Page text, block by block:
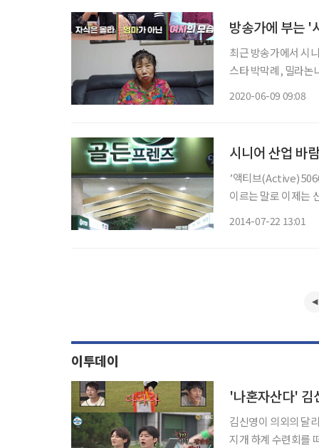
방송가에 부는 '
최근 방송가에서 시
스타 박막례, 밀라논
2020-06-09 09:08
시니어 산업 바
’액티브(Active)
이르는 말로 이제는
2014-07-22 13:01
이투데이
'나혼자산다'
김신영이 의외의 달리기 실력으로 놀
지개 하계 수련회를 떠난 무지